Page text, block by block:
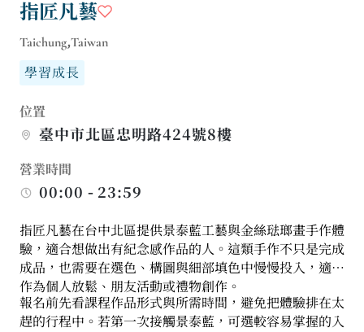
指匠凡藝
Taichung,Taiwan
學習成長
位置
臺中市北區忠明路424號8樓
營業時間
00:00 - 23:59
指匠凡藝在台中北區提供景泰藍工藝與金絲琺瑯畫手作體
驗，適合想做出有紀念感作品的人。這類手作不只是完成
成品，也需要在選色、構圖與細部填色中慢慢投入，適合
作為個人放鬆、朋友活動或禮物創作。
報名前先看課程作品形式與所需時間，避免把體驗排在太
趕的行程中。若第一次接觸景泰藍，可選較容易掌握的入